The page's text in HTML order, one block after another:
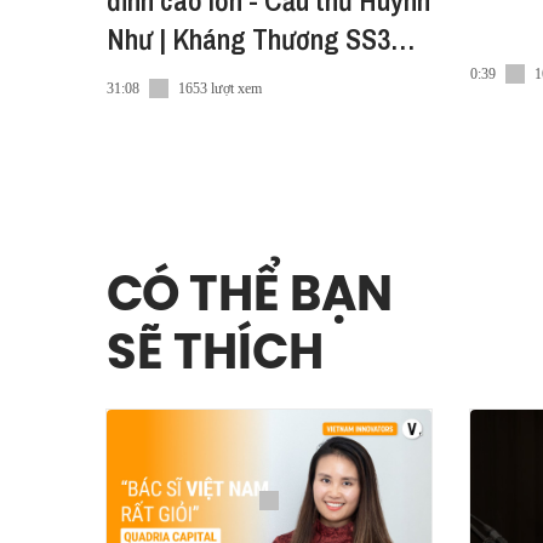
Như | Kháng Thương SS3
EP3
31:08 1653 lượt xem
0:39
CÓ THỂ BẠN
SẼ THÍCH